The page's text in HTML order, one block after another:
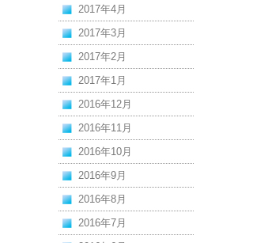
2017年4月
2017年3月
2017年2月
2017年1月
2016年12月
2016年11月
2016年10月
2016年9月
2016年8月
2016年7月